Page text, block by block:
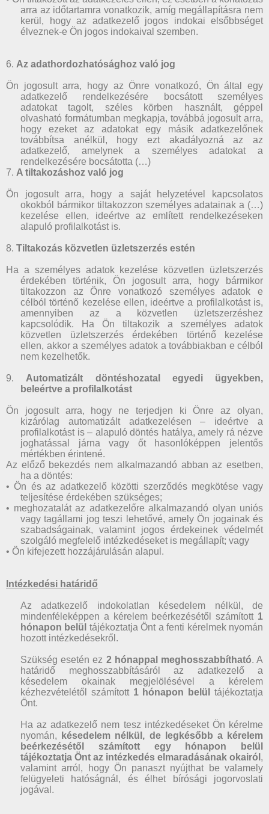
arra az időtartamra vonatkozik, amíg megállapításra nem
kerül, hogy az adatkezelő jogos indokai elsőbbséget
élveznek-e Ön jogos indokaival szemben.
6. Az adathordozhatósághoz való jog
Ön jogosult arra, hogy az Önre vonatkozó, Ön által egy
adatkezelő rendelkezésére bocsátott személyes
adatokat tagolt, széles körben használt, géppel
olvasható formátumban megkapja, továbbá jogosult arra,
hogy ezeket az adatokat egy másik adatkezelőnek
továbbítsa anélkül, hogy ezt akadályozná az az
adatkezelő, amelynek a személyes adatokat a
rendelkezésére bocsátotta (…)
7. A tiltakozáshoz való jog
Ön jogosult arra, hogy a saját helyzetével kapcsolatos
okokból bármikor tiltakozzon személyes adatainak a (…)
kezelése ellen, ideértve az említett rendelkezéseken
alapuló profilalkotást is.
8. Tiltakozás közvetlen üzletszerzés estén
Ha a személyes adatok kezelése közvetlen üzletszerzés
érdekében történik, Ön jogosult arra, hogy bármikor
tiltakozzon az Önre vonatkozó személyes adatok e
célból történő kezelése ellen, ideértve a profilalkotást is,
amennyiben az a közvetlen üzletszerzéshez
kapcsolódik. Ha Ön tiltakozik a személyes adatok
közvetlen üzletszerzés érdekében történő kezelése
ellen, akkor a személyes adatok a továbbiakban e célból
nem kezelhetők.
9. Automatizált döntéshozatal egyedi ügyekben,
beleértve a profilalkotást
Ön jogosult arra, hogy ne terjedjen ki Önre az olyan,
kizárólag automatizált adatkezelésen – ideértve a
profilalkotást is – alapuló döntés hatálya, amely rá nézve
joghatással járna vagy őt hasonlóképpen jelentős
mértékben érintené.
Az előző bekezdés nem alkalmazandó abban az esetben,
ha a döntés:
• Ön és az adatkezelő közötti szerződés megkötése vagy
teljesítése érdekében szükséges;
• meghozatalát az adatkezelőre alkalmazandó olyan uniós
vagy tagállami jog teszi lehetővé, amely Ön jogainak és
szabadságainak, valamint jogos érdekeinek védelmét
szolgáló megfelelő intézkedéseket is megállapít; vagy
• Ön kifejezett hozzájárulásán alapul.
Intézkedési határidő
Az adatkezelő indokolatlan késedelem nélkül, de
mindenféleképpen a kérelem beérkezésétől számított 1
hónapon belül tájékoztatja Önt a fenti kérelmek nyomán
hozott intézkedésekről.
Szükség esetén ez 2 hónappal meghosszabbítható. A
határidő meghosszabbításáról az adatkezelő a
késedelem okainak megjelölésével a kérelem
kézhezvételétől számított 1 hónapon belül
tájékoztatja
Önt.
Ha az adatkezelő nem tesz intézkedéseket Ön kérelme
nyomán,
késedelem nélkül, de legkésőbb a kérelem
beérkezésétől számított egy hónapon belül
tájékoztatja Önt az intézkedés elmaradásának okairól ,
valamint arról, hogy Ön panaszt nyújthat be valamely
felügyeleti hatóságnál, és élhet bírósági jogorvoslati
jogával.